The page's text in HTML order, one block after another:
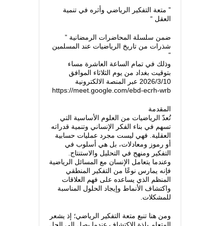
” متعة التفكير الرياضي وأثره في تنمية
العقل “
ضمن سلسلة المحاضرات الرمضانية ”
شذرات من تاريخ الرياضيات عند المسلمين
“
وذلك في تمام الساعة العاشرة مساء
بتوقيت بغداد من يوم الثلاثاء الموافق
2026/3/10 عبر المنصة الالكترونية
https://meet.google.com/ebd-ecrh-wrb
المقدمة
تُعدّ الرياضيات من العلوم الأساسية التي
تسهم في بناء الفكر الإنساني وتنمية قدراته
العقلية. فهي ليست مجرد عمليات حسابية
أو رموز ومعادلات، بل هي أسلوب في
التفكير ومنهج في التحليل والاستنتاج.
وعندما يتعامل الإنسان مع المسائل الرياضية
فإنه يمارس نوعًا من التفكير المنطقي
المنظم الذي يساعده على فهم العلاقات
واكتشاف الأنماط وإيجاد الحلول المناسبة
للمشكلات.
ومن هنا تنبع متعة التفكير الرياضي؛ إذ يشعر